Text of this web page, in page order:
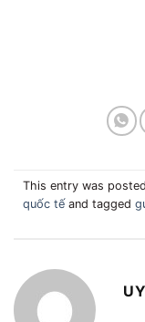
This entry was
quốc tếand tagged